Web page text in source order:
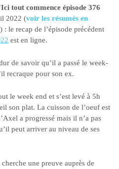
Ici tout commence épisode 376
2022 (voir les résumés en
) : le recap de l’épisode précédent
est en ligne.
de savoir qu’il a passé le week-
recraque pour son ex.
le week end et s’est levé à 5h
son plat. La cuisson de l’oeuf est
a progressé mais il n’a pas
peut arriver au niveau de ses
une preuve auprès de